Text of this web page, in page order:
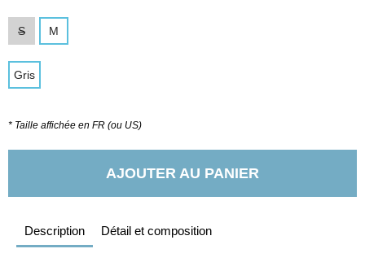
S M
Gris
* Taille affichée en FR (ou US)
AJOUTER AU PANIER
Description Détail et composition